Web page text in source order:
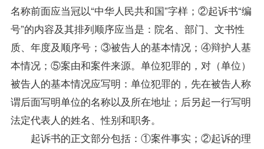
名称前面应当冠以“中华人民共和国”字样；②起诉书“编
号”的内容及其排列顺序应当是：院名、部门、文书性
质、年度及顺序号；③被告人的基本情况；④辩护人基
本情况；⑤案由和案件来源。单位犯罪的，对（单位）
被告人的基本情况应写明：单位犯罪的，先在被告人称
谓后面写明单位的名称以及所在地址；后另起一行写明
法定代表人的姓名、性别和职务。
起诉书的正文部分包括：①案件事实；②起诉的理